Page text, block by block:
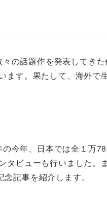
の話題作を発表してき
す。果たして、海外で
今年、日本では全１万
ビューも行いました
記事を紹介します。